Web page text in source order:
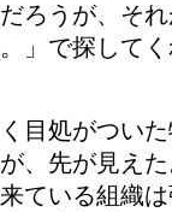
ろうが、そ
」で探して
目処がつい
、先が見え
ている組織